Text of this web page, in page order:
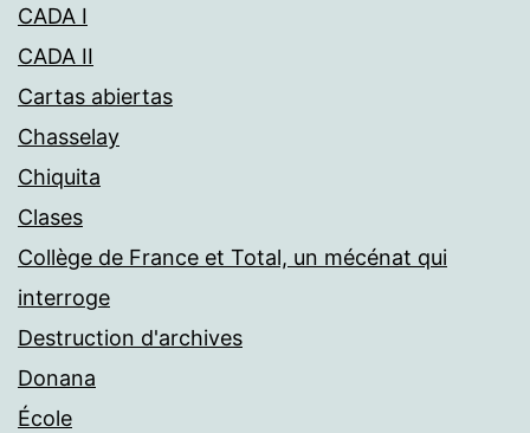
CADA I
CADA II
Cartas abiertas
Chasselay
Chiquita
Clases
Collège de France et Total, un mécénat qui
interroge
Destruction d'archives
Donana
École